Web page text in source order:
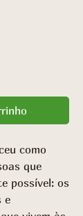
como
que
possível: os
e